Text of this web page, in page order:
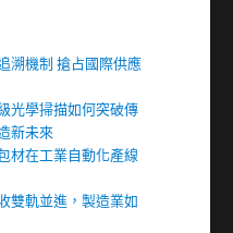
溯機制 搶占國際供應
光學掃描如何突破傳
新未來
材在工業自動化產線
雙軌並進，製造業如